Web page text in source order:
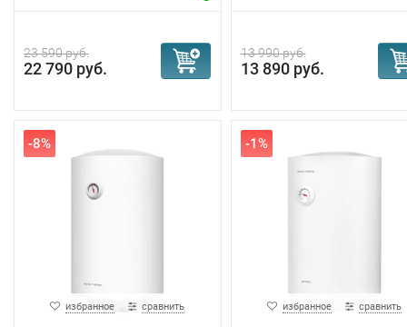
23 590 руб.
22 790 руб.
13 990 руб.
13 890 руб.
-8%
избранное сравнить
-1%
избранное сравнить